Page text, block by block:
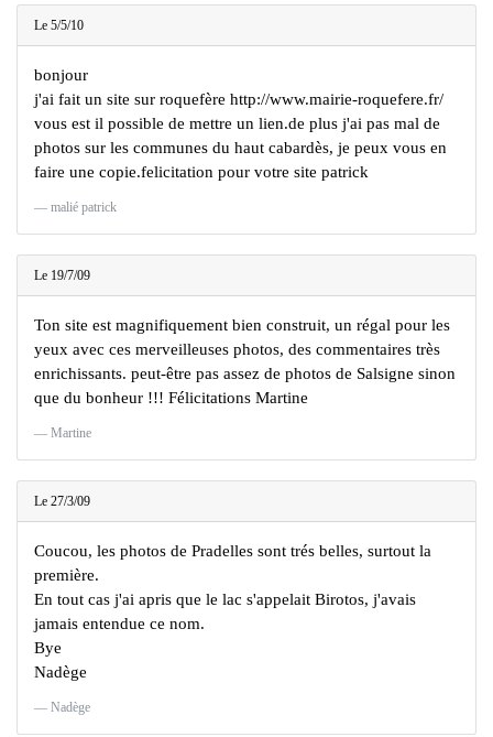
Le 5/5/10
bonjour
j'ai fait un site sur roquefère http://www.mairie-roquefere.fr/
vous est il possible de mettre un lien.de plus j'ai pas mal de
photos sur les communes du haut cabardès, je peux vous en
faire une copie.felicitation pour votre site patrick
malié patrick
Le 19/7/09
Ton site est magnifiquement bien construit, un régal pour les
yeux avec ces merveilleuses photos, des commentaires très
enrichissants. peut-être pas assez de photos de Salsigne sinon
que du bonheur !!! Félicitations Martine
Martine
Le 27/3/09
Coucou, les photos de Pradelles sont trés belles, surtout la
première.
En tout cas j'ai apris que le lac s'appelait Birotos, j'avais
jamais entendue ce nom.
Bye
Nadège
Nadège